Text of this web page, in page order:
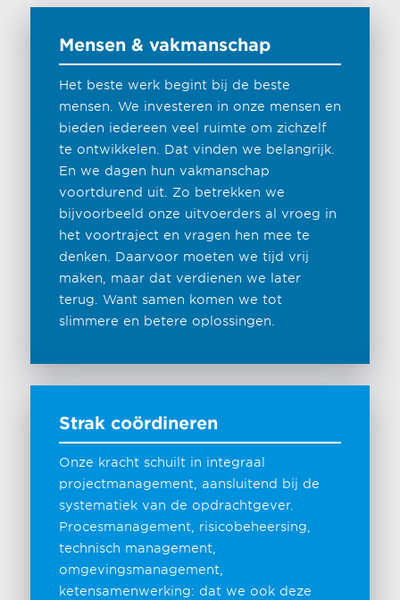
Mensen & vakmanschap
Het beste werk begint bij de beste
mensen. We investeren in onze mensen en
bieden iedereen veel ruimte om zichzelf
te ontwikkelen. Dat vinden we belangrijk.
En we dagen hun vakmanschap
voortdurend uit. Zo betrekken we
bijvoorbeeld onze uitvoerders al vroeg in
het voortraject en vragen hen mee te
denken. Daarvoor moeten we tijd vrij
maken, maar dat verdienen we later
terug. Want samen komen we tot
slimmere en betere oplossingen.
Strak coördineren
Onze kracht schuilt in integraal
projectmanagement, aansluitend bij de
systematiek van de opdrachtgever.
Procesmanagement, risicobeheersing,
technisch management,
omgevingsmanagement,
ketensamenwerking: dat we ook deze